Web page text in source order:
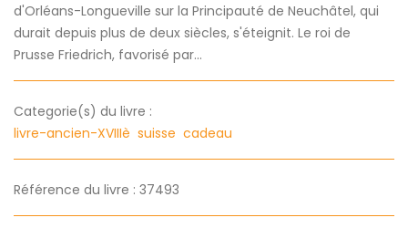
d'Orléans-Longueville sur la Principauté de Neuchâtel, qui
durait depuis plus de deux siècles, s'éteignit. Le roi de
Prusse Friedrich, favorisé par...
Categorie(s) du livre :
livre-ancien-XVIIIè suisse cadeau
Référence du livre : 37493